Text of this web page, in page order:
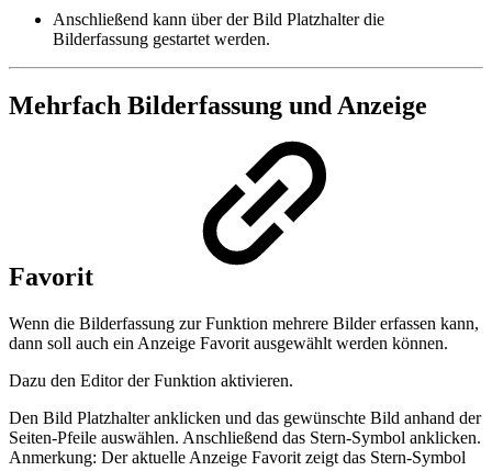
Anschließend kann über der Bild Platzhalter die
Bilderfassung gestartet werden.
Mehrfach Bilderfassung und Anzeige
Favorit
Wenn die Bilderfassung zur Funktion mehrere Bilder erfassen kann,
dann soll auch ein Anzeige Favorit ausgewählt werden können.
Dazu den Editor der Funktion aktivieren.
Den Bild Platzhalter anklicken und das gewünschte Bild anhand der
Seiten-Pfeile auswählen. Anschließend das Stern-Symbol anklicken.
Anmerkung: Der aktuelle Anzeige Favorit zeigt das Stern-Symbol